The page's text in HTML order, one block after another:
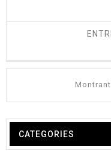
CATEGORIES